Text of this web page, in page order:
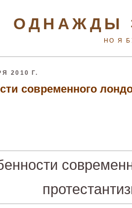
ОДНАЖДЫ
НО Я
2010 Г.
современного